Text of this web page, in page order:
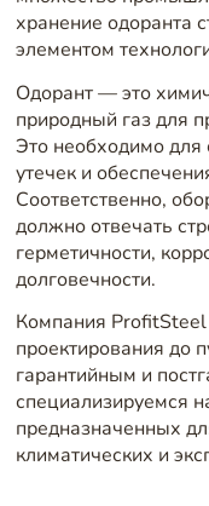
хранение одоранта
элементом
Одорант — это
природный газ для
Это необходимо
утечек и
Соответственно,
должно отвечать
герметичности,
долговечности.
Компания ProfitSteel
проектирования до
гарантийным и
специализируемся
предназначенных
климатических и